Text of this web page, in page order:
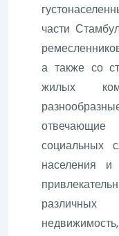
части
а также со
жилых
отвечающие
социальных
населения и